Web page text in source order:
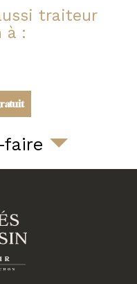
traiteur
à :
faire